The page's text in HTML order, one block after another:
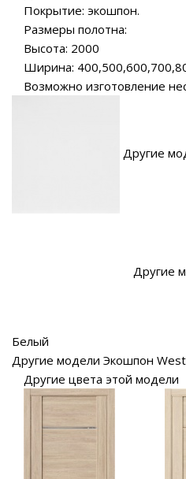
Покрытие: экошпон.
Размеры полотна:
Высота: 2000
Ширина:
Возможно изготовление
Другие
Другие
Белый
Другие модели Экошпон
Другие цвета этой модели